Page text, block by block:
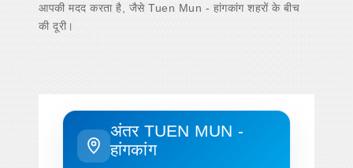
आपकी मदद करता है, जैसे Tuen Mun - हांगकांग शहरों के बीच
की दूरी।
अंतर TUEN MUN -
हांगकांग